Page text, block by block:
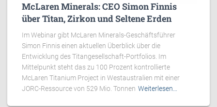
McLaren Minerals: CEO Simon Finnis
über Titan, Zirkon und Seltene Erden
Im Webinar gibt McLaren Minerals-Geschäftsführer
Simon Finnis einen aktuellen Überblick über die
Entwicklung des Titangesellschaft-Portfolios. Im
Mittelpunkt steht das zu 100 Prozent kontrollierte
McLaren Titanium Project in Westaustralien mit einer
JORC-Ressource von 529 Mio. Tonnen Weiterlesen…